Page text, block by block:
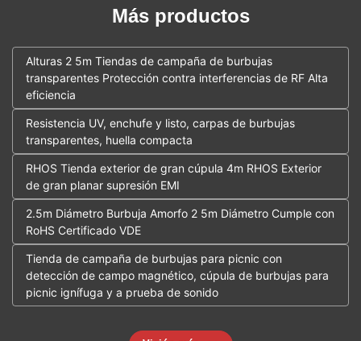
Más productos
Alturas 2 5m Tiendas de campaña de burbujas
transparentes Protección contra interferencias de RF Alta
eficiencia
Resistencia UV, enchufe y listo, carpas de burbujas
transparentes, huella compacta
RHOS Tienda exterior de gran cúpula 4m RHOS Exterior
de gran planar supresión EMI
2.5m Diámetro Burbuja Amorfo 2 5m Diámetro Cumple con
RoHS Certificado VDE
Tienda de campaña de burbujas para picnic con
detección de campo magnético, cúpula de burbujas para
picnic ignífuga y a prueba de sonido